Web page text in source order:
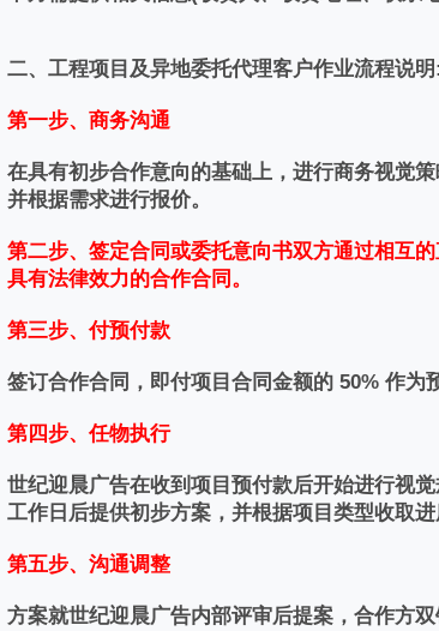
二、工程项目及异地委托代理客户作业流程说明:
第一步、商务沟通
在具有初步合作意向的基础上，进行商务视觉
并根据需求进行报价。
第二步、签定合同或委托意向书双方通过相互
具有法律效力的合作合同。
第三步、付预付款
签订合作合同，即付项目合同金额的 50% 作为
第四步、任物执行
世纪迎晨广告在收到项目预付款后开始进行视
工作日后提供初步方案，并根据项目类型收取进
第五步、沟通调整
方案就世纪迎晨广告内部评审后提案，合作方